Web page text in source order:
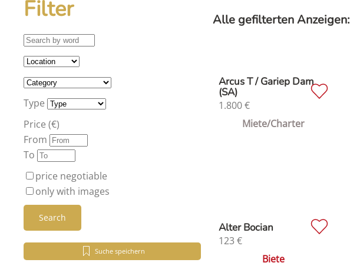
Filter
Type
Price (€)
From
To
price negotiable
only with images
Search
Suche speichern
Alle gefilterten Anzeigen:
Arcus T / Gariep Dam
(SA)
1.800€
Miete/Charter
Alter Bocian
123 €
Biete